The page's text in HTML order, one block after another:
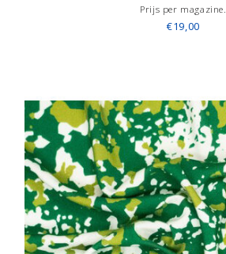
Prijs per magazine.
€19,00